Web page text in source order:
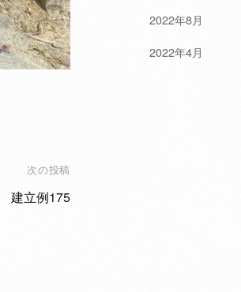
次の投稿
建立例175
2022年8月
2022年4月